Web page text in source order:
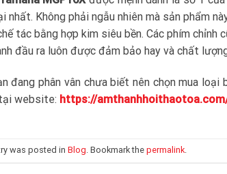
nhất. Không phải ngẫu nhiên mà sản phẩm
tác bằng hợp kim siêu bền. Các phím chỉnh
đầu ra luôn được đảm bảo hay và chất
đang phân vân chưa biết nên chọn mua loại
website: https://
was posted in Blog. Bookmark the permalink.